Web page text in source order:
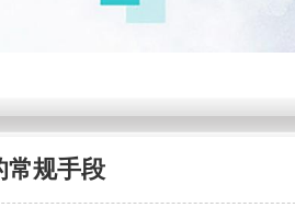
常规手段